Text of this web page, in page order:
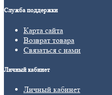
Служба поддержки
Карта сайта
Возврат товара
Связаться с нами
Личный кабинет
Личный кабинет